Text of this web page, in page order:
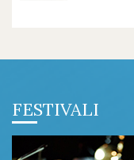
FESTIVALI